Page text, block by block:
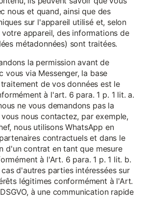
nous et quand, ainsi que des
sur l'appareil utilisé et, selon
appareil, des informations de
métadonnées) sont traitées.
la permission avant de
vous via Messenger, la base
de vos données est le
à l'art. 6 para. 1 p. 1 lit. a.
ne vous demandons pas la
nous contactez, par exemple,
nous utilisons WhatsApp en
contractuels et dans le
d'un contrat en tant que mesure
à l'Art. 6 para. 1 p. 1 lit. b.
cas d'autres parties intéressées sur
légitimes conformément à l'Art.
à une communication rapide